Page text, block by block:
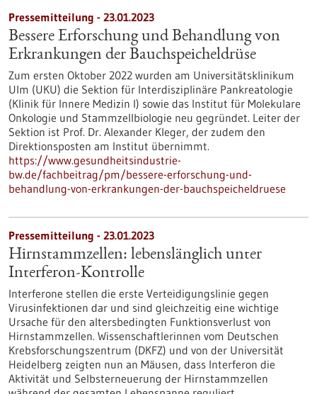
Pressemitteilung - 23.01.2023
Bessere Erforschung und Behandlung von
Erkrankungen der Bauchspeicheldrüse
Zum ersten Oktober 2022 wurden am Universitätsklinikum
Ulm (UKU) die Sektion für Interdisziplinäre Pankreatologie
(Klinik für Innere Medizin I) sowie das Institut für Molekulare
Onkologie und Stammzellbiologie neu gegründet. Leiter der
Sektion ist Prof. Dr. Alexander Kleger, der zudem den
Direktionsposten am Institut übernimmt.
https://www.gesundheitsindustrie-
bw.de/fachbeitrag/pm/bessere-erforschung-und-
behandlung-von-erkrankungen-der-bauchspeicheldruese
Pressemitteilung - 23.01.2023
Hirnstammzellen: lebenslänglich unter
Interferon-Kontrolle
Interferone stellen die erste Verteidigungslinie gegen
Virusinfektionen dar und sind gleichzeitig eine wichtige
Ursache für den altersbedingten Funktionsverlust von
Hirnstammzellen. Wissenschaftlerinnen vom Deutschen
Krebsforschungszentrum (DKFZ) und von der Universität
Heidelberg zeigten nun an Mäusen, dass Interferon die
Aktivität und Selbsterneuerung der Hirnstammzellen